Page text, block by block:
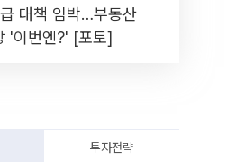
대책 임박…부동산
'이번엔?' [포토]
투자전략